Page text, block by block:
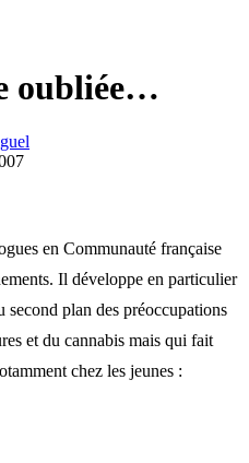
oubliée…
en Communauté française
Il développe en particulier
second plan des préoccupations
et du cannabis mais qui fait
chez les jeunes :